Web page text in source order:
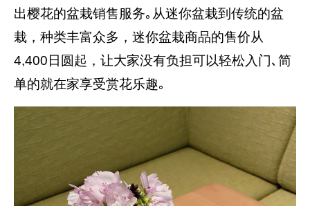
出樱花的盆栽销售服务｡从迷你盆栽到传统的盆
栽，种类丰富众多，迷你盆栽商品的售价从
4,400日圆起，让大家没有负担可以轻松入门､简
单的就在家享受赏花乐趣｡